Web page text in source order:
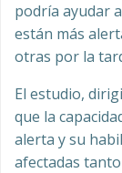
podría ayudar
están más
otras por la
El estudio,
que la
alerta y su
afectadas